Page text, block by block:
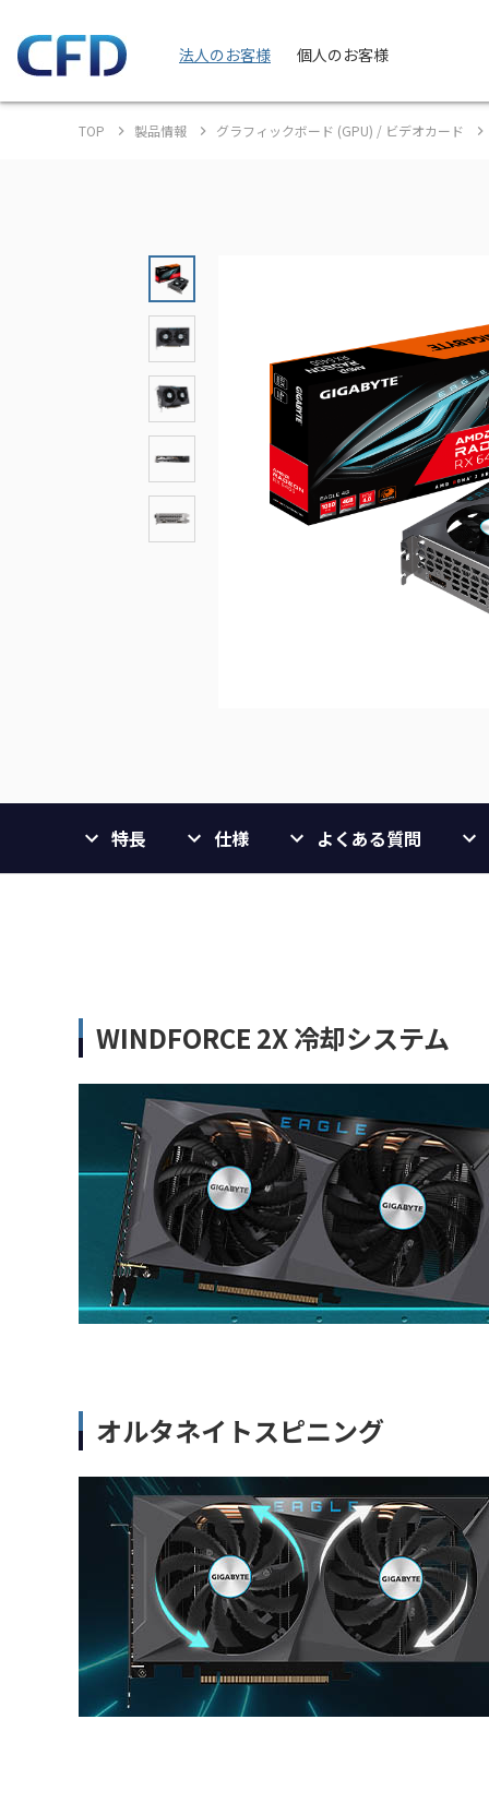
法人のお客様 個人のお客様
TOP 製品情報 グラフィックボード (GPU) / ビデオカード
特長 仕様 よくある質問
WINDFORCE 2X 冷却システム
オルタネイトスピニング